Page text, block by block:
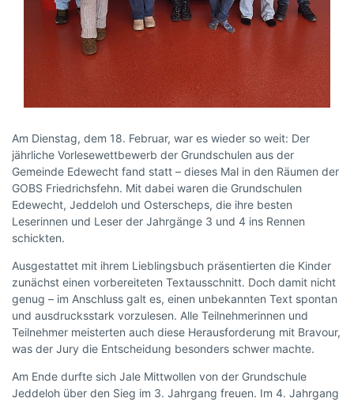
Am Dienstag, dem 18. Februar, war es wieder so weit: Der
jährliche Vorlesewettbewerb der Grundschulen aus der
Gemeinde Edewecht fand statt – dieses Mal in den Räumen der
GOBS Friedrichsfehn. Mit dabei waren die Grundschulen
Edewecht, Jeddeloh und Osterscheps, die ihre besten
Leserinnen und Leser der Jahrgänge 3 und 4 ins Rennen
schickten.
Ausgestattet mit ihrem Lieblingsbuch präsentierten die Kinder
zunächst einen vorbereiteten Textausschnitt. Doch damit nicht
genug – im Anschluss galt es, einen unbekannten Text spontan
und ausdrucksstark vorzulesen. Alle Teilnehmerinnen und
Teilnehmer meisterten auch diese Herausforderung mit Bravour,
was der Jury die Entscheidung besonders schwer machte.
Am Ende durfte sich Jale Mittwollen von der Grundschule
Jeddeloh über den Sieg im 3. Jahrgang freuen. Im 4. Jahrgang